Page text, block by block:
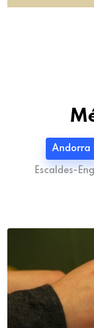
Andorra
Escaldes-